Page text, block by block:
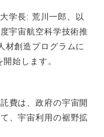
学長: 荒川一郎、以
宇宙航空科学技術推
材創造プログラムに
始します。
費は、政府の宇宙開
、宇宙利用の裾野拡